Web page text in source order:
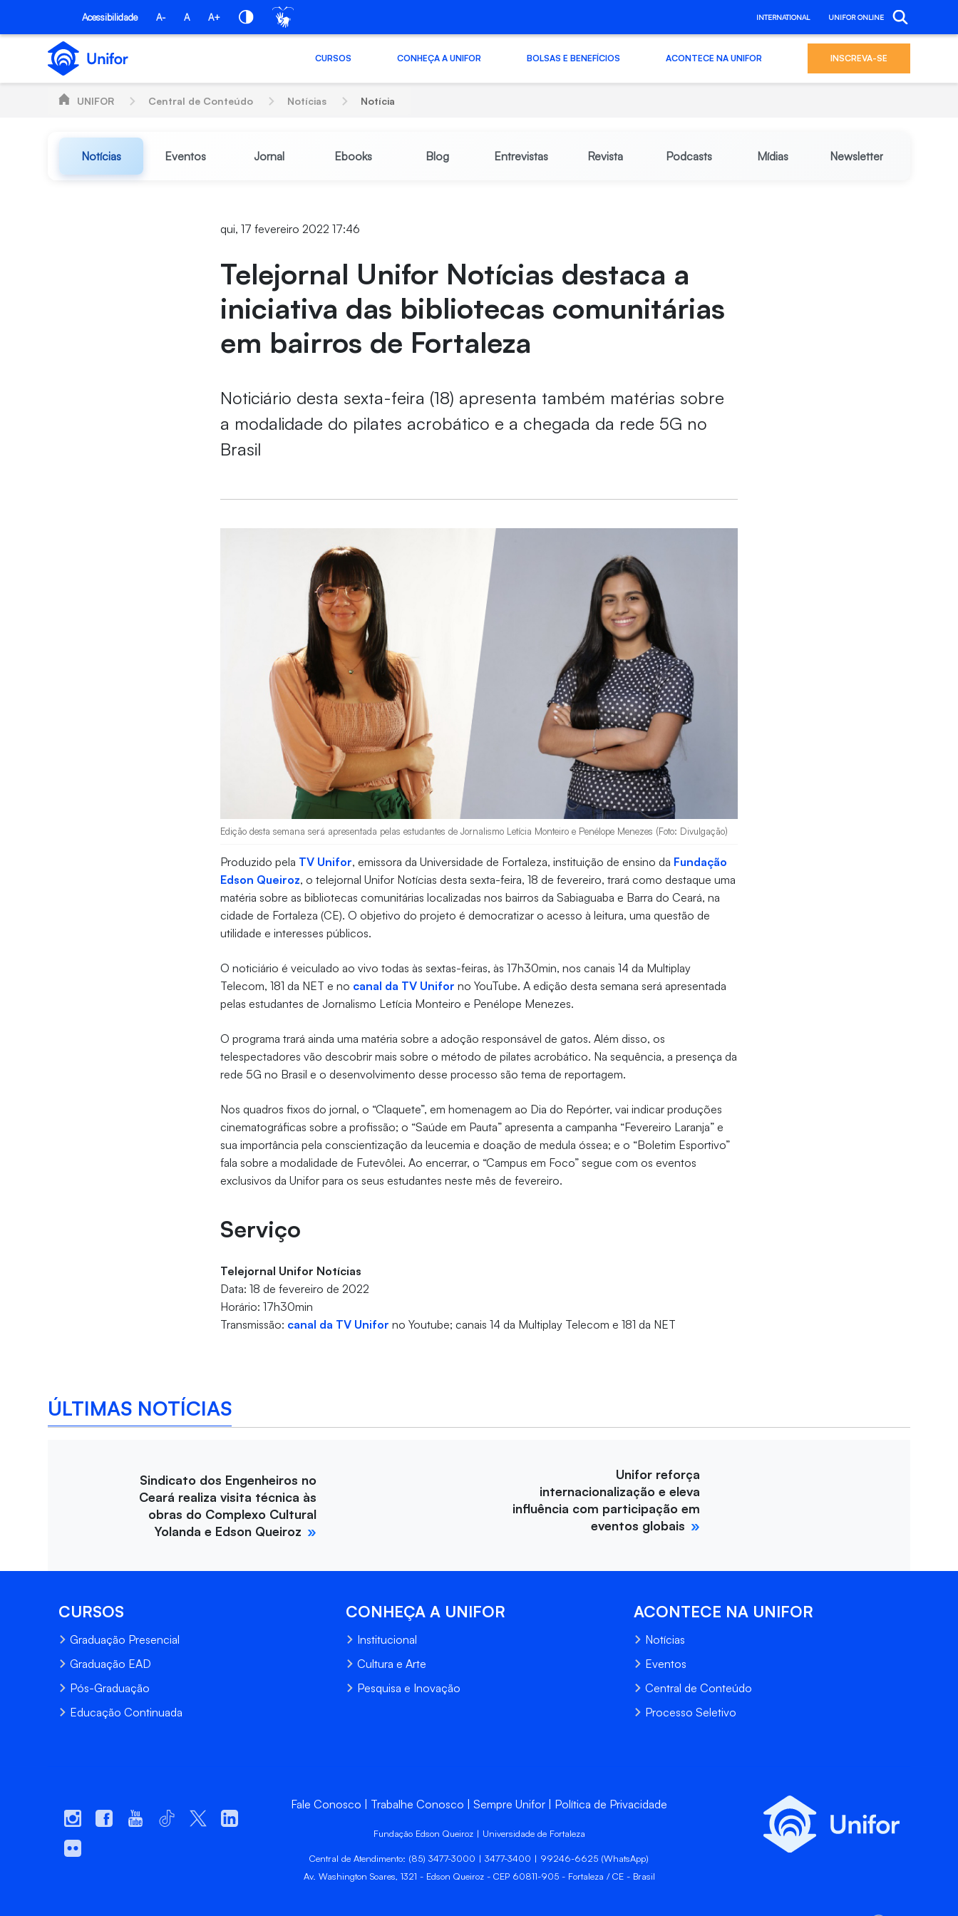
Pular para o Conteúdo principal
Acessibilidade A- A A+ INTERNATIONAL UNIFOR ONLINE
CURSOS CONHEÇA A UNIFOR BOLSAS E BENEFÍCIOS ACONTECE NA UNIFOR INSCREVA-SE
UNIFOR Central de Conteúdo Notícias Notícia
Notícias Eventos Jornal Ebooks Blog Entrevistas Revista Podcasts Mídias Newsletter
qui, 17 fevereiro 2022 17:46
Telejornal Unifor Notícias destaca a
iniciativa das bibliotecas comunitárias
em bairros de Fortaleza
Noticiário desta sexta-feira (18) apresenta também matérias sobre
a modalidade do pilates acrobático e a chegada da rede 5G no
Brasil
Edição desta semana será apresentada pelas estudantes de Jornalismo Letícia Monteiro e Penélope Menezes (Foto: Divulgação)
Produzido pela TV Unifor, emissora da Universidade de Fortaleza, instituição de ensino da Fundação
Edson Queiroz, o telejornal Unifor Notícias desta sexta-feira, 18 de fevereiro, trará como destaque uma
matéria sobre as bibliotecas comunitárias localizadas nos bairros da Sabiaguaba e Barra do Ceará, na
cidade de Fortaleza (CE). O objetivo do projeto é democratizar o acesso à leitura, uma questão de
utilidade e interesses públicos.
O noticiário é veiculado ao vivo todas às sextas-feiras, às 17h30min, nos canais 14 da Multiplay
Telecom, 181 da NET e no canal da TV Unifor no YouTube. A edição desta semana será apresentada
pelas estudantes de Jornalismo Letícia Monteiro e Penélope Menezes.
O programa trará ainda uma matéria sobre a adoção responsável de gatos. Além disso, os
telespectadores vão descobrir mais sobre o método de pilates acrobático. Na sequência, a presença da
rede 5G no Brasil e o desenvolvimento desse processo são tema de reportagem.
Nos quadros fixos do jornal, o “Claquete”, em homenagem ao Dia do Repórter, vai indicar produções
cinematográficas sobre a profissão; o “Saúde em Pauta” apresenta a campanha “Fevereiro Laranja” e
sua importância pela conscientização da leucemia e doação de medula óssea; e o “Boletim Esportivo”
fala sobre a modalidade de Futevôlei. Ao encerrar, o “Campus em Foco” segue com os eventos
exclusivos da Unifor para os seus estudantes neste mês de fevereiro.
Serviço
Telejornal Unifor Notícias
Data: 18 de fevereiro de 2022
Horário: 17h30min
Transmissão: canal da TV Unifor no Youtube; canais 14 da Multiplay Telecom e 181 da NET
ÚLTIMAS NOTÍCIAS
Sindicato dos Engenheiros no
Ceará realiza visita técnica às
obras do Complexo Cultural
Yolanda e Edson Queiroz
Unifor reforça
internacionalização e eleva
influência com participação em
eventos globais
CURSOS
Graduação Presencial
Graduação EAD
Pós-Graduação
Educação Continuada
CONHEÇA A UNIFOR
Institucional
Cultura e Arte
Pesquisa e Inovação
ACONTECE NA UNIFOR
Notícias
Eventos
Central de Conteúdo
Processo Seletivo
Fale Conosco Trabalhe Conosco Sempre Unifor Política de Privacidade
Fundação Edson Queiroz | Universidade de Fortaleza
Central de Atendimento: (85) 3477-3000 | 3477-3400 | 99246-6625 (WhatsApp)
Av. Washington Soares, 1321 - Edson Queiroz - CEP 60811-905 - Fortaleza / CE - Brasil